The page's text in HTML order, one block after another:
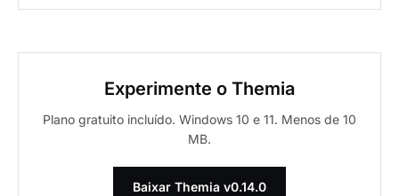
Experimente o Themia
Plano gratuito incluído. Windows 10 e 11. Menos de 10
MB.
Baixar Themia v0.14.0